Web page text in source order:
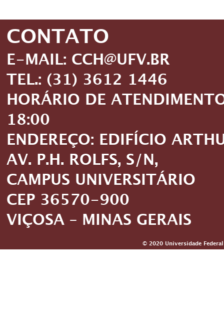
CONTATO
E-MAIL: CCH@UFV.BR
TEL.: (31) 3612 1446
HORÁRIO DE
18:00
ENDEREÇO: EDIFÍCIO
AV. P.H. ROLFS, S/N,
CAMPUS UNIVERSITÁRIO
CEP 36570-900
VIÇOSA – MINAS GERAIS
© 2020 Universidade